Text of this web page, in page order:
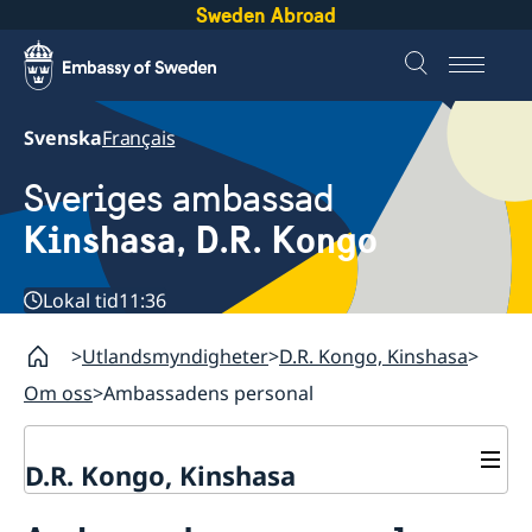
Sweden Abroad
SvenskaFrançais
Sveriges ambassad
Kinshasa, D.R. Kongo
Lokal tid11:36
Utlandsmyndigheter D.R. Kongo, Kinshasa
Om oss Ambassadens personal
D.R. Kongo, Kinshasa